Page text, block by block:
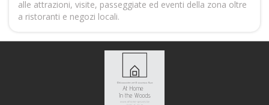
alle attrazioni, visite, passeggiate ed eventi della zona oltre
a ristoranti e negozi locali.